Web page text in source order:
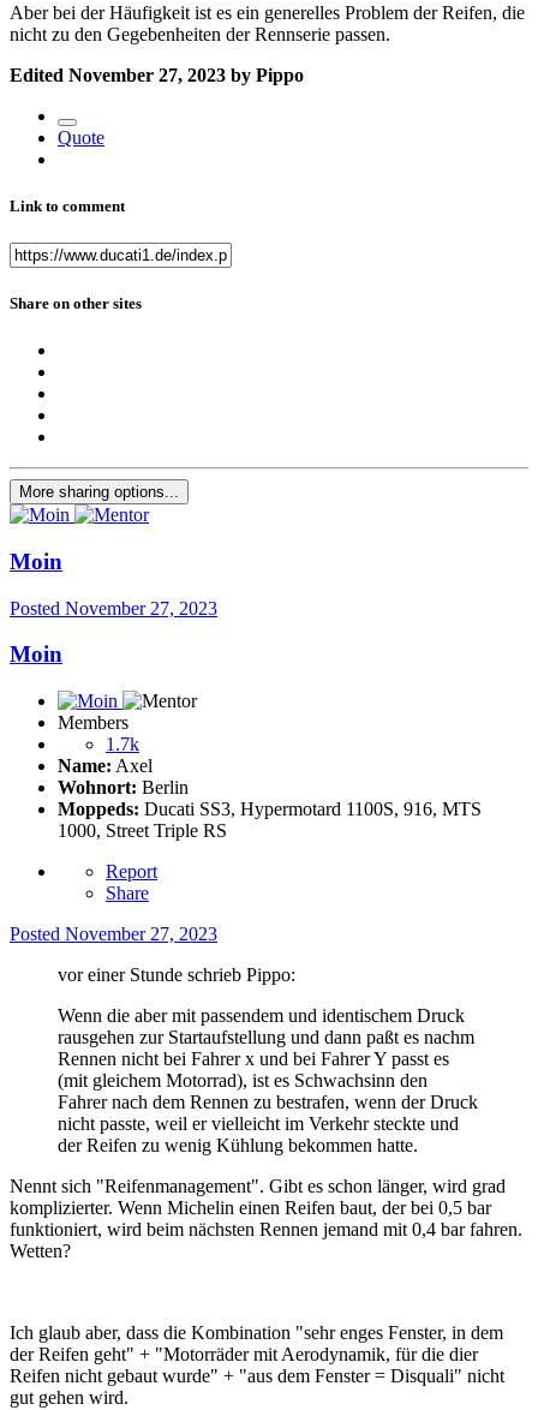
Aber bei der Häufigkeit ist es ein generelles Problem der Reifen, die
nicht zu den Gegebenheiten der Rennserie passen.
Edited November 27, 2023 by Pippo
Quote
Link to comment
Share on other sites
More sharing options...
Moin
Posted November 27, 2023
Moin
Members
1.7k
Name: Axel
Wohnort: Berlin
Moppeds: Ducati SS3, Hypermotard 1100S, 916, MTS
1000, Street Triple RS
Report
Share
Posted November 27, 2023
vor einer Stunde schrieb Pippo:
Wenn die aber mit passendem und identischem Druck
rausgehen zur Startaufstellung und dann paßt es nachm
Rennen nicht bei Fahrer x und bei Fahrer Y passt es
(mit gleichem Motorrad), ist es Schwachsinn den
Fahrer nach dem Rennen zu bestrafen, wenn der Druck
nicht passte, weil er vielleicht im Verkehr steckte und
der Reifen zu wenig Kühlung bekommen hatte.
Nennt sich "Reifenmanagement". Gibt es schon länger, wird grad
komplizierter. Wenn Michelin einen Reifen baut, der bei 0,5 bar
funktioniert, wird beim nächsten Rennen jemand mit 0,4 bar fahren.
Wetten?
Ich glaub aber, dass die Kombination "sehr enges Fenster, in dem
der Reifen geht" + "Motorräder mit Aerodynamik, für die dier
Reifen nicht gebaut wurde" + "aus dem Fenster = Disquali" nicht
gut gehen wird.